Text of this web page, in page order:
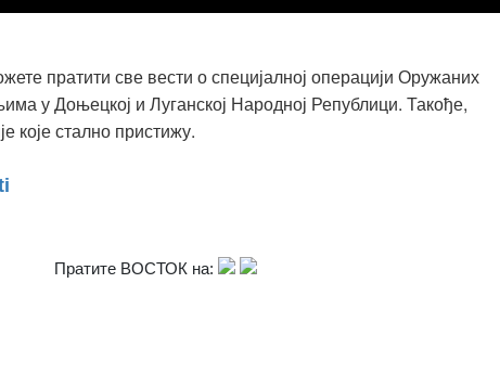
пратити све вести о специјалној операцији Оружаних
у Доњецкој и Луганској Народној Републици. Такође,
које стално пристижу.
Пратите ВОСТОК на: